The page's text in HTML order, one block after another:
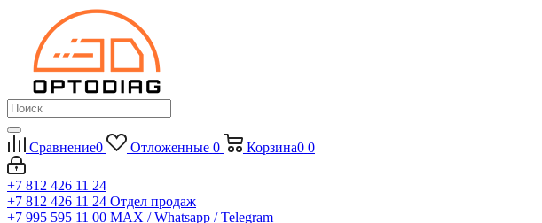
Сравнение0 Отложенные 0 Корзина0 0
+7 812 426 11 24
+7 812 426 11 24 Отдел продаж
+7 995 595 11 00 MAX / Whatsapp / Telegram